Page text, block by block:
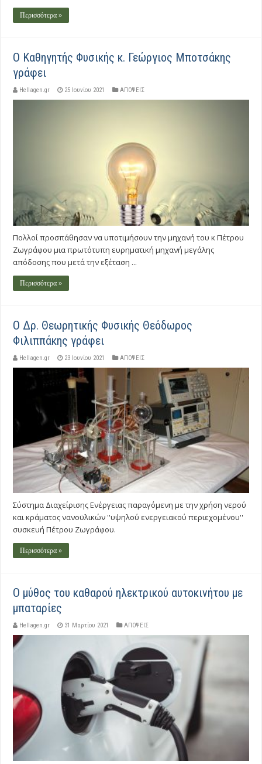
Περισσότερα »
Ο Kαθηγητής Φυσικής κ. Γεώργιος Μποτσάκης
γράφει
Hellagen.gr 25 Ιουνίου 2021 ΑΠΟΨΕΙΣ
Πολλοί προσπάθησαν να υποτιμήσουν την μηχανή του κ Πέτρου
Ζωγράφου μια πρωτότυπη ευρηματική μηχανή μεγάλης
απόδoσης που μετά την εξέταση ...
Περισσότερα »
Ο Δρ. Θεωρητικής Φυσικής Θεόδωρος
Φιλιππάκης γράφει
Hellagen.gr 23 Ιουνίου 2021 ΑΠΟΨΕΙΣ
Σύστημα Διαχείρισης Ενέργειας παραγόμενη με την χρήση νερού
και κράματος νανοϋλικών ''υψηλού ενεργειακού περιεχομένου''
συσκευή Πέτρου Ζωγράφου.
Περισσότερα »
Ο μύθος του καθαρού ηλεκτρικού αυτοκινήτου με
μπαταρίες
Hellagen.gr 31 Μαρτίου 2021 ΑΠΟΨΕΙΣ